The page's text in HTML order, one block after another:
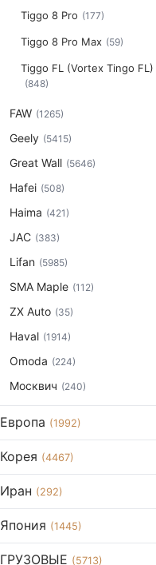
Tiggo 8 Pro (177)
Tiggo 8 Pro Max (59)
Tiggo FL (Vortex Tingo FL)
(848)
FAW (1265)
Geely (5415)
Great Wall (5646)
Hafei (508)
Haima (421)
JAC (383)
Lifan (5985)
SMA Maple (112)
ZX Auto (35)
Haval (1914)
Omoda (224)
Москвич (240)
Европа (1992)
Корея (4467)
Иран (292)
Япония (1445)
ГРУЗОВЫЕ (5713)